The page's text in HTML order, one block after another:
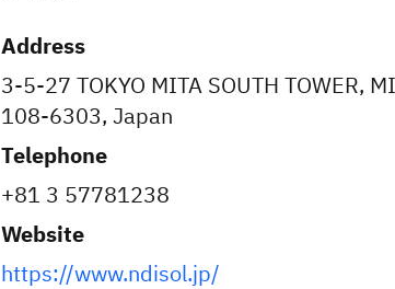
Address
3-5-27 TOKYO MITA SOUTH TOWER,
108-6303, Japan
Telephone
+81 3 57781238
Website
https://www.ndisol.jp/